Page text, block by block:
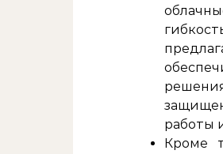
работы
Кроме